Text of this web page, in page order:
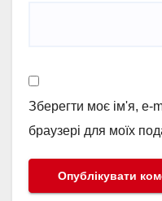
Зберегти моє ім'я, e-
браузері для моїх